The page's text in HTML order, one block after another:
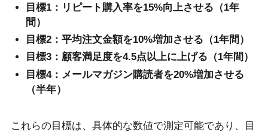
目標1：リピート購入率を15%向上させる（1年
間）
目標2：平均注文金額を10%増加させる（1年間）
目標3：顧客満足度を4.5点以上に上げる（1年間）
目標4：メールマガジン購読者を20%増加させる
（半年）
これらの目標は、具体的な数値で測定可能であり、目